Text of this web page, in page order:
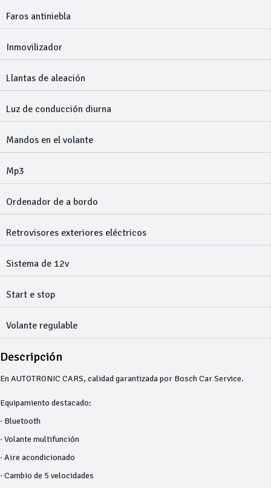
Faros antiniebla
Inmovilizador
Llantas de aleación
Luz de conducción diurna
Mandos en el volante
Mp3
Ordenador de a bordo
Retrovisores exteriores eléctricos
Sistema de 12v
Start e stop
Volante regulable
Descripción
En AUTOTRONIC CARS, calidad garantizada por Bosch Car Service.
Equipamiento destacado:
· Bluetooth
· Volante multifunción
· Aire acondicionado
· Cambio de 5 velocidades